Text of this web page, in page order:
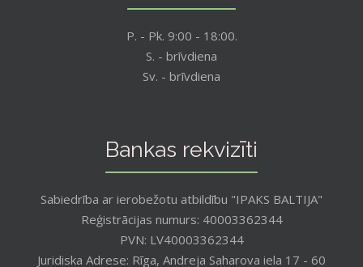
P. - Pk. 9:00 - 18:00.
S. - brīvdiena
Sv. - brīvdiena
Bankas rekvizīti
Sabiedrība ar ierobežotu atbildību "IPAKS BALTIJA"
Reģistrācijas numurs: 40003362344
PVN: LV40003362344
Juridiska Adrese: Rīga, Andreja Saharova iela 17 - 60